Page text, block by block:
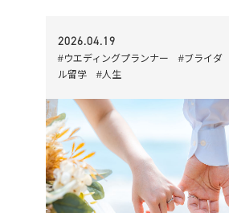
2026.04.19
#ウエディングプランナー #ブライダ
ル留学 #人生